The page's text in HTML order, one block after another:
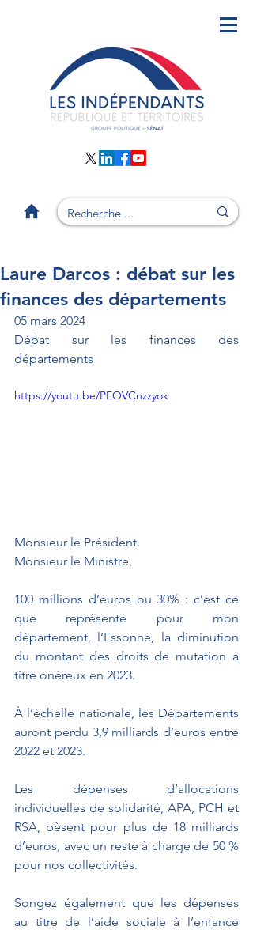
Laure Darcos : débat sur les
finances des départements
05 mars 2024
Débat sur les finances des
départements
https://youtu.be/PEOVCnzzyok
Monsieur le Président.
Monsieur le Ministre,
100 millions d’euros ou 30% : c’est ce
que représente pour mon
département, l’Essonne, la diminution
du montant des droits de mutation à
titre onéreux en 2023.
À l’échelle nationale, les Départements
auront perdu 3,9 milliards d’euros entre
2022 et 2023.
Les dépenses d’allocations
individuelles de solidarité, APA, PCH et
RSA, pèsent pour plus de 18 milliards
d’euros, avec un reste à charge de 50 %
pour nos collectivités.
Songez également que les dépenses
au titre de l’aide sociale à l’enfance